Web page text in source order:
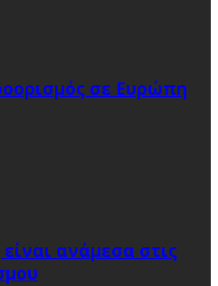
σε Ευρώπη
ανάμεσα στις